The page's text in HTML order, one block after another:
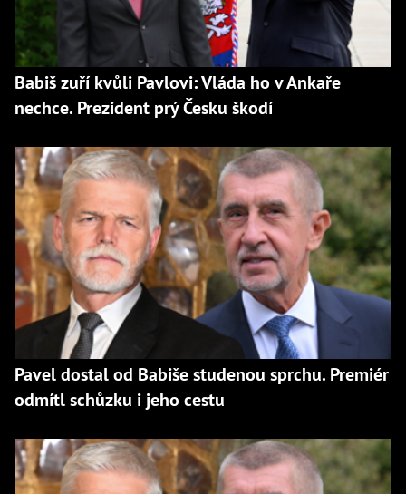
Babiš zuří kvůli Pavlovi: Vláda ho v Ankaře
nechce. Prezident prý Česku škodí
Pavel dostal od Babiše studenou sprchu. Premiér
odmítl schůzku i jeho cestu